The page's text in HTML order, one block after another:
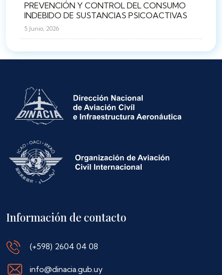
PREVENCIÓN Y CONTROL DEL CONSUMO
INDEBIDO DE SUSTANCIAS PSICOACTIVAS
5 Junio, 2026
Información de contacto
(+598) 2604 04 08
info@dinacia.gub.uy